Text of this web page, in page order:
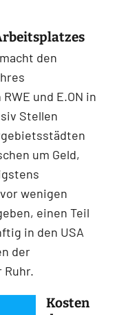
den
und E.ON in
Stellen
um Geld,
wenigen
einen Teil
in den USA
der
Ruhr.
Kosten